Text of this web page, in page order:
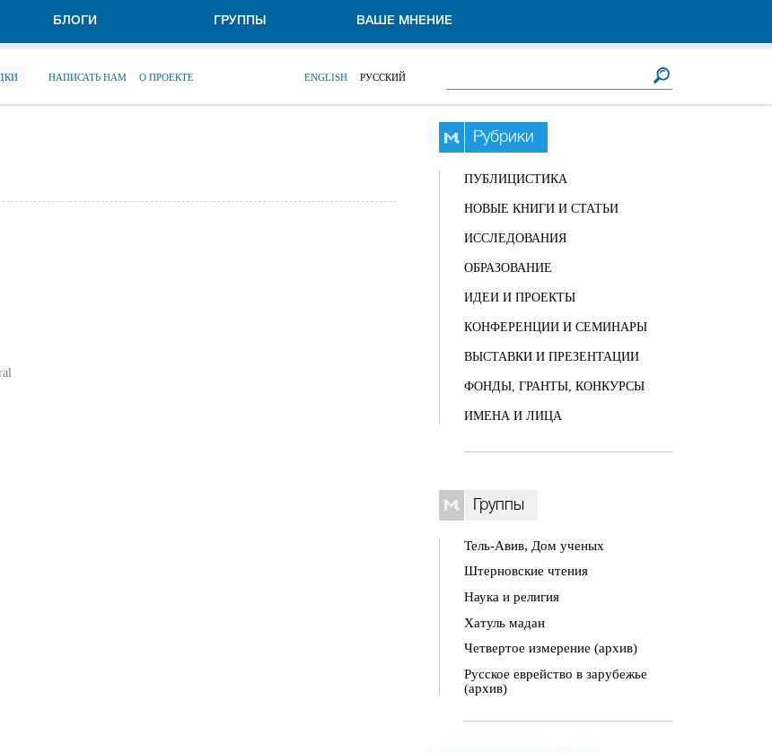
БЛОГИ ГРУППЫ ВАШЕ МНЕНИЕ
НАПИСАТЬ НАМ О ПРОЕКТЕ ENGLISH РУССКИЙ
Рубрики
ПУБЛИЦИСТИКА
НОВЫЕ КНИГИ И СТАТЬИ
ИССЛЕДОВАНИЯ
ОБРАЗОВАНИЕ
ИДЕИ И ПРОЕКТЫ
КОНФЕРЕНЦИИ И СЕМИНАРЫ
ВЫСТАВКИ И ПРЕЗЕНТАЦИИ
ФОНДЫ, ГРАНТЫ, КОНКУРСЫ
ИМЕНА И ЛИЦА
Группы
Тель-Авив, Дом ученых
Штерновские чтения
Наука и религия
Хатуль мадан
Четвертое измерение (архив)
Русское еврейство в зарубежье
(архив)